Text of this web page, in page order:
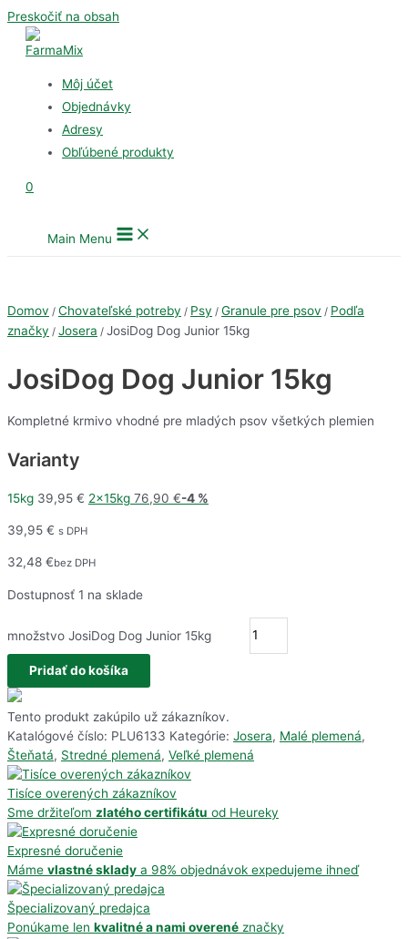
Preskočiť na obsah
Môj účet
Objednávky
Adresy
Obľúbené produkty
0
Main Menu
Domov / Chovateľské potreby / Psy / Granule pre psov / Podľa
značky / Josera / JosiDog Dog Junior 15kg
JosiDog Dog Junior 15kg
Kompletné krmivo vhodné pre mladých psov všetkých plemien
Varianty
15kg 39,95 € 2x15kg 76,90 €-4 %
39,95 € s DPH
32,48 €bez DPH
Dostupnosť 1 na sklade
množstvo JosiDog Dog Junior 15kg
Pridať do košíka
Tento produkt zakúpilo už zákazníkov.
Katalógové číslo: PLU6133 Kategórie: Josera, Malé plemená,
Šteňatá, Stredné plemená, Veľké plemená
Tisíce overených zákazníkov
Sme držiteľom zlatého certifikátu od Heureky
Expresné doručenie
Máme vlastné sklady a 98% objednávok expedujeme ihneď
Špecializovaný predajca
Ponúkame len kvalitné a nami overené značky